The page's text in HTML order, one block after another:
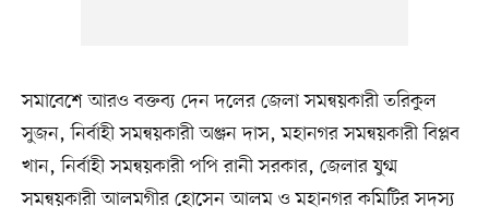
সমাবেশে আরও বক্তব্য দেন দলের জেলা সমন্বয়কারী তরিকুল
সুজন, নির্বাহী সমন্বয়কারী অঞ্জন দাস, মহানগর সমন্বয়কারী বিপ্লব
খান, নির্বাহী সমন্বয়কারী পপি রানী সরকার, জেলার যুগ্ম
সমন্বয়কারী আলমগীর হোসেন আলম ও মহানগর কমিটির সদস্য